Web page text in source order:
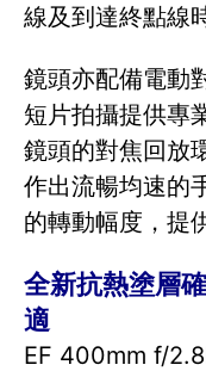
線及到達終點線
鏡頭亦配備電動
短片拍攝提供專
鏡頭的對焦回放
作出流暢均速的
的轉動幅度，提
全新抗熱塗層
適
EF 400mm f/